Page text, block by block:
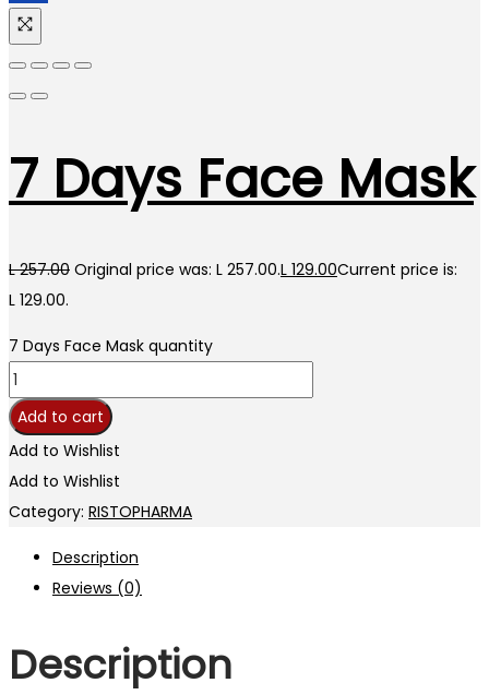
7 Days Face Mask
L257.00 Original price was: L 257.00.L 129.00Current price is:
L 129.00.
7 Days Face Mask quantity
Add to cart
Add to Wishlist
Add to Wishlist
Category: RISTOPHARMA
Description
Reviews (0)
Description